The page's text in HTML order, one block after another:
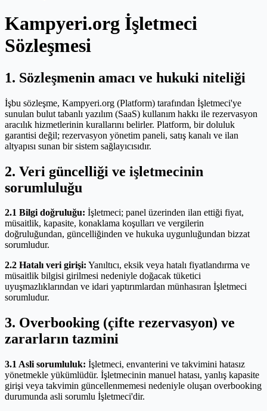
Kampyeri.org İşletmeci
Sözleşmesi
1. Sözleşmenin amacı ve hukuki niteliği
İşbu sözleşme, Kampyeri.org (Platform) tarafından İşletmeci'ye
sunulan bulut tabanlı yazılım (SaaS) kullanım hakkı ile rezervasyon
aracılık hizmetlerinin kurallarını belirler. Platform, bir doluluk
garantisi değil; rezervasyon yönetim paneli, satış kanalı ve ilan
altyapısı sunan bir sistem sağlayıcısıdır.
2. Veri güncelliği ve işletmecinin
sorumluluğu
2.1 Bilgi doğruluğu: İşletmeci; panel üzerinden ilan ettiği fiyat,
müsaitlik, kapasite, konaklama koşulları ve vergilerin
doğruluğundan, güncelliğinden ve hukuka uygunluğundan bizzat
sorumludur.
2.2 Hatalı veri girişi: Yanıltıcı, eksik veya hatalı fiyatlandırma ve
müsaitlik bilgisi girilmesi nedeniyle doğacak tüketici
uyuşmazlıklarından ve idari yaptırımlardan münhasıran İşletmeci
sorumludur.
3. Overbooking (çifte rezervasyon) ve
zararların tazmini
3.1 Asli sorumluluk: İşletmeci, envanterini ve takvimini hatasız
yönetmekle yükümlüdür. İşletmecinin manuel hatası, yanlış kapasite
girişi veya takvimin güncellenmemesi nedeniyle oluşan overbooking
durumunda asli sorumlu İşletmeci'dir.